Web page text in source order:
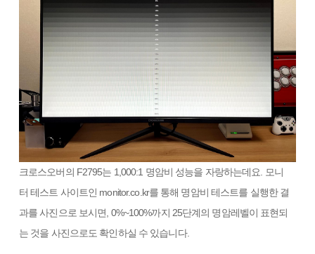
크로스오버의 F2795는 1,000:1 명암비 성능을 자랑하는데요. 모니
터 테스트 사이트인 monitor.co.kr를 통해 명암비 테스트를 실행한 결
과를 사진으로 보시면, 0%~100%까지 25단계의 명암레벨이 표현되
는 것을 사진으로도 확인하실 수 있습니다.